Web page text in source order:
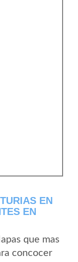
EN
EN
que mas
concocer